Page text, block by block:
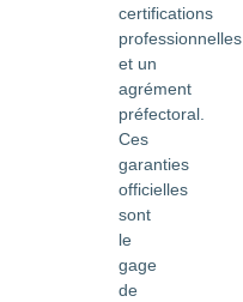
certifications
professionnelles
et un
agrément
préfectoral.
Ces
garanties
officielles
sont
le
gage
de